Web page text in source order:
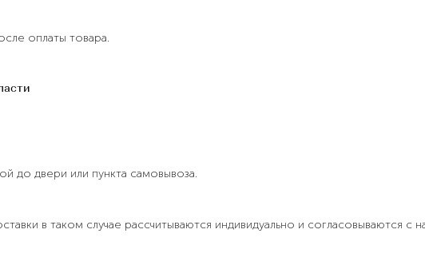
оплаты товара.
до двери или пункта самовывоза.
в таком случае рассчитываются индивидуально и согласовываются